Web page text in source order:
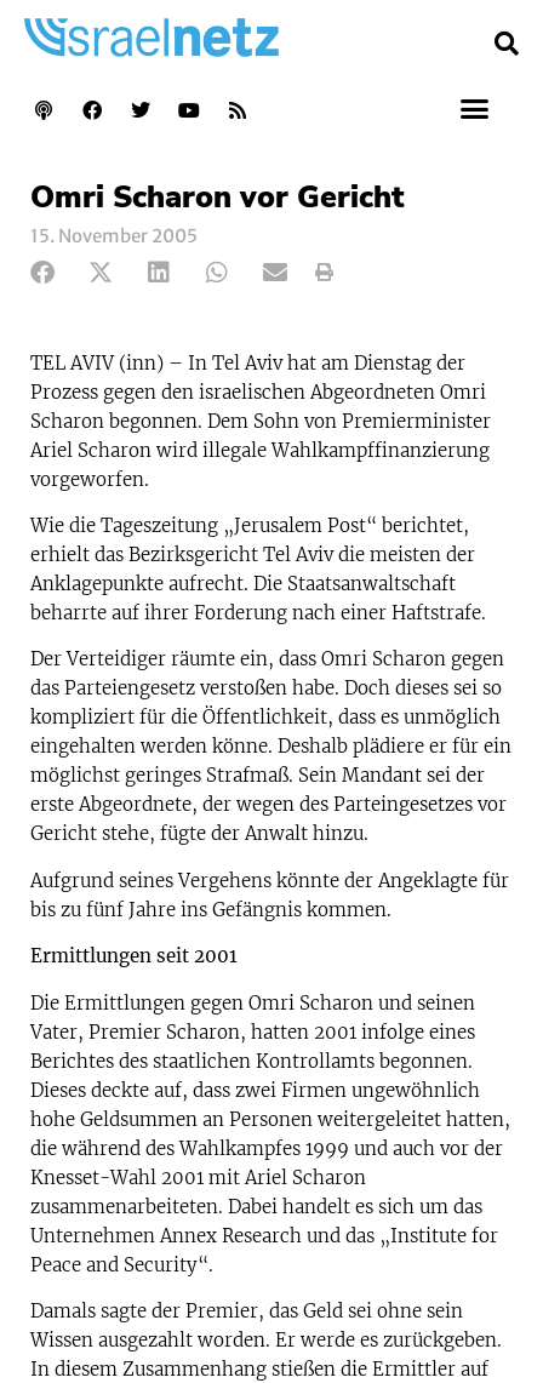
Omri Scharon vor Gericht
15. November 2005
TEL AVIV (inn) – In Tel Aviv hat am Dienstag der
Prozess gegen den israelischen Abgeordneten Omri
Scharon begonnen. Dem Sohn von Premierminister
Ariel Scharon wird illegale Wahlkampffinanzierung
vorgeworfen.
Wie die Tageszeitung „Jerusalem Post“ berichtet,
erhielt das Bezirksgericht Tel Aviv die meisten der
Anklagepunkte aufrecht. Die Staatsanwaltschaft
beharrte auf ihrer Forderung nach einer Haftstrafe.
Der Verteidiger räumte ein, dass Omri Scharon gegen
das Parteiengesetz verstoßen habe. Doch dieses sei so
kompliziert für die Öffentlichkeit, dass es unmöglich
eingehalten werden könne. Deshalb plädiere er für ein
möglichst geringes Strafmaß. Sein Mandant sei der
erste Abgeordnete, der wegen des Parteingesetzes vor
Gericht stehe, fügte der Anwalt hinzu.
Aufgrund seines Vergehens könnte der Angeklagte für
bis zu fünf Jahre ins Gefängnis kommen.
Ermittlungen seit 2001
Die Ermittlungen gegen Omri Scharon und seinen
Vater, Premier Scharon, hatten 2001 infolge eines
Berichtes des staatlichen Kontrollamts begonnen.
Dieses deckte auf, dass zwei Firmen ungewöhnlich
hohe Geldsummen an Personen weitergeleitet hatten,
die während des Wahlkampfes 1999 und auch vor der
Knesset-Wahl 2001 mit Ariel Scharon
zusammenarbeiteten. Dabei handelt es sich um das
Unternehmen Annex Research und das „Institute for
Peace and Security“.
Damals sagte der Premier, das Geld sei ohne sein
Wissen ausgezahlt worden. Er werde es zurückgeben.
In diesem Zusammenhang stießen die Ermittler auf